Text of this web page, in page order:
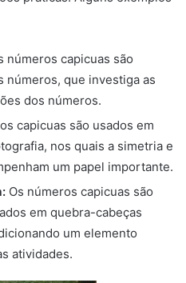
números capicuas são
números, que investiga as
dos números.
capicuas são usados em
nos quais a simetria e
um papel importante.
Os números capicuas são
em quebra-cabeças
um elemento
atividades.